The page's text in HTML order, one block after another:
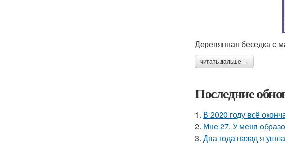
Деревянная беседка с
читать дальше →
Последние
1. В 2020 году всё
2. Мне 27. У меня
3. Два года назад я